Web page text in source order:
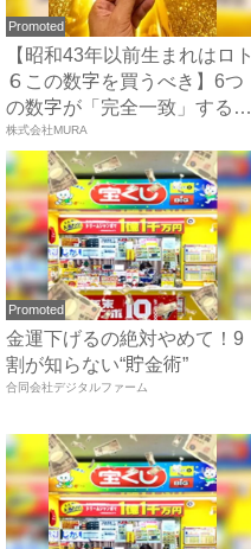
Promoted
【昭和43年以前生まれはロト
６この数字を買うべき】6つ
の数字が「完全一致」する
方...
株式会社MURA
Promoted
金運下げるの絶対やめて！9
割が知らない“貯金術”
合同会社デジタルファーム